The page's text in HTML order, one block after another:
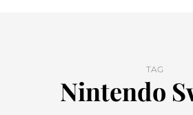
TAG
Nintendo